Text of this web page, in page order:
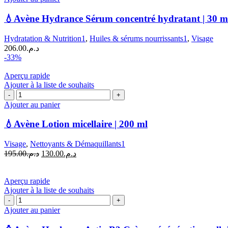
Avène
Hydrance
concentré
hydratant
|
ml
💧Avène Hydrance Sérum concentré hydratant | 30
Hydratation & Nutrition1 , Huiles & sérums nourrissants1 , Visage
د.م.206.00
-33%
Aperçu rapide
Ajouter à la liste de souhaits
quantité
de
Avène
Lotion
micellaire
|
200
Ajouter au panier
💧Avène Lotion micellaire | 200 ml
Visage, Nettoyants & Démaquillants1
د.م.195.00
Le
était :
د.م.195.00.
د.م.130.00
Le
Aperçu rapide
Ajouter à la liste de souhaits
quantité
de
Avène
Ajouter au panier